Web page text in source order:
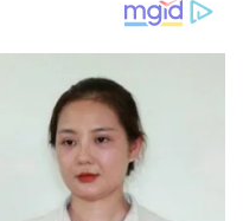
Thị trường